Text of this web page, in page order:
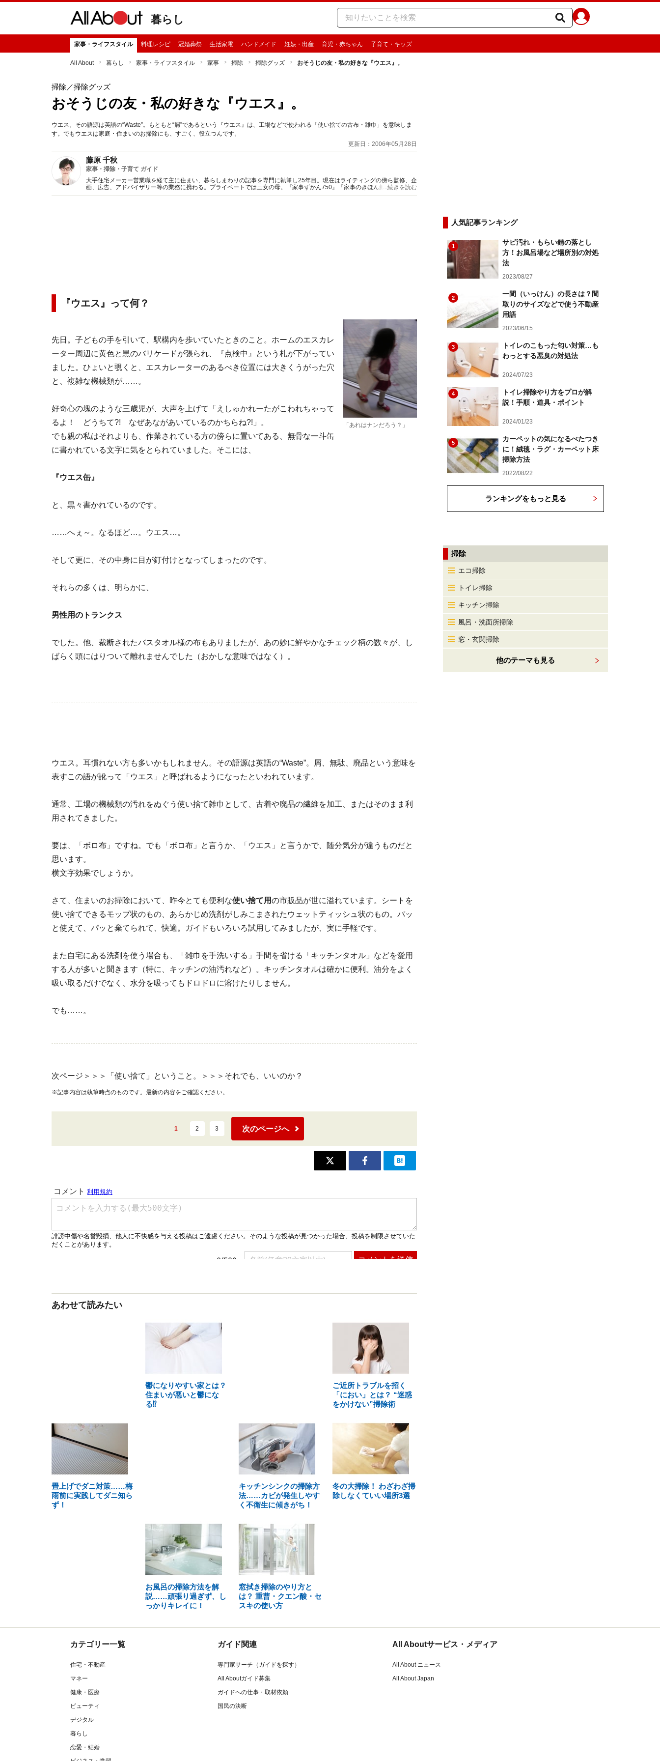
暮らし
家事・ライフスタイル 料理レシピ 冠婚葬祭 生活家電 ハンドメイド 妊娠・出産 育児・赤ちゃん 子育て・キッズ
All About 暮らし 家事・ライフスタイル 家事 掃除 掃除グッズ おそうじの友・私の好きな『ウエス』。
掃除／掃除グッズ
おそうじの友・私の好きな『ウエス』。
ウエス。その語源は英語の“Waste”。もともと“屑”であるという『ウエス』は、工場などで使われる「使い捨ての古布・雑巾」を意味しま
す。でもウエスは家庭・住まいのお掃除にも、すごく、役立つんです。
更新日：2006年05月28日
藤原 千秋
家事・掃除・子育て ガイド
大手住宅メーカー営業職を経て主に住まい、暮らしまわりの記事を専門に執筆し25年目。現在はライティングの傍ら監修、企
画、広告、アドバイザリー等の業務に携わる。プライベートでは三女の母。『家事ずかん750』『家事のきほん新事典』（共
に朝日新聞出版）など著監修書、マスコミ出演多数。
...続きを読む
『ウエス』って何？
「あれはナンだろう？」
先日。子どもの手を引いて、駅構内を歩いていたときのこと。ホームのエスカレ
ーター周辺に黄色と黒のバリケードが張られ、『点検中』という札が下がってい
ました。ひょいと覗くと、エスカレーターのあるべき位置には大きくうがった穴
と、複雑な機械類が……。
好奇心の塊のような三歳児が、大声を上げて「えしゅかれーたがこわれちゃって
るよ！ どうちて?! なぜあながあいているのかちらね?!」。
でも親の私はそれよりも、作業されている方の傍らに置いてある、無骨な一斗缶
に書かれている文字に気をとられていました。そこには、
『ウエス缶』
と、黒々書かれているのです。
……へぇ～。なるほど…。ウエス…。
そして更に、その中身に目が釘付けとなってしまったのです。
それらの多くは、明らかに、
男性用のトランクス
でした。他、裁断されたバスタオル様の布もありましたが、あの妙に鮮やかなチェック柄の数々が、し
ばらく頭にはりついて離れませんでした（おかしな意味ではなく）。
ウエス。耳慣れない方も多いかもしれません。その語源は英語の“Waste”。屑、無駄、廃品という意味を
表すこの語が訛って「ウエス」と呼ばれるようになったといわれています。
通常、工場の機械類の汚れをぬぐう使い捨て雑巾として、古着や廃品の繊維を加工、またはそのまま利
用されてきました。
要は、「ボロ布」ですね。でも「ボロ布」と言うか、「ウエス」と言うかで、随分気分が違うものだと
思います。
横文字効果でしょうか。
さて、住まいのお掃除において、昨今とても便利な使い捨て用の市販品が世に溢れています。シートを
使い捨てできるモップ状のもの、あらかじめ洗剤がしみこまされたウェットティッシュ状のもの。パッ
と使えて、パッと棄てられて、快適。ガイドもいろいろ試用してみましたが、実に手軽です。
また自宅にある洗剤を使う場合も、「雑巾を手洗いする」手間を省ける「キッチンタオル」などを愛用
する人が多いと聞きます（特に、キッチンの油汚れなど）。キッチンタオルは確かに便利。油分をよく
吸い取るだけでなく、水分を吸ってもドロドロに溶けたりしません。
でも……。
次ページ＞＞＞「使い捨て」ということ。＞＞＞それでも、いいのか？
※記事内容は執筆時点のものです。最新の内容をご確認ください。
1 2 3 次のページへ
あわせて読みたい
鬱になりやすい家とは？
住まいが悪いと鬱にな
る⁉
ご近所トラブルを招く
「におい」とは？ “迷惑
をかけない”掃除術
畳上げでダニ対策……梅
雨前に実践してダニ知ら
ず！
キッチンシンクの掃除方
法……カビが発生しやす
く不衛生に傾きがち！
冬の大掃除！ わざわざ掃
除しなくていい場所3選
お風呂の掃除方法を解
説……頑張り過ぎず、し
っかりキレイに！
窓拭き掃除のやり方と
は？ 重曹・クエン酸・セ
スキの使い方
人気記事ランキング
1
サビ汚れ・もらい錆の落とし
方！お風呂場など場所別の対処
法
2023/08/27
2
一間（いっけん）の長さは？間
取りのサイズなどで使う不動産
用語
2023/06/15
3
トイレのこもった匂い対策…も
わっとする悪臭の対処法
2024/07/23
4
トイレ掃除やり方をプロが解
説！手順・道具・ポイント
2024/01/23
5
カーペットの気になるべたつき
に！絨毯・ラグ・カーペット床
掃除方法
2022/08/22
ランキングをもっと見る
掃除
エコ掃除
トイレ掃除
キッチン掃除
風呂・洗面所掃除
窓・玄関掃除
他のテーマも見る
カテゴリー一覧
住宅・不動産
マネー
健康・医療
ビューティ
デジタル
暮らし
恋愛・結婚
ガイド関連
専門家サーチ（ガイドを探す）
All Aboutガイド募集
ガイドへの仕事・取材依頼
国民の決断
All Aboutサービス・メディア
All About ニュース
All About Japan